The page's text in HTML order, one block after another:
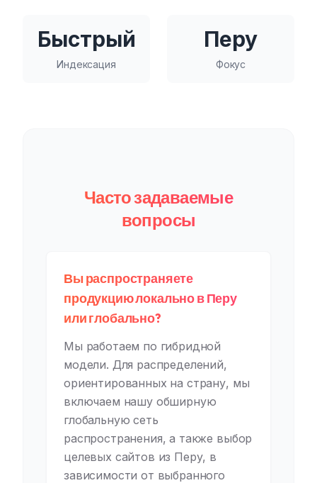
Быстрый
Индексация
Перу
Фокус
Часто задаваемые
вопросы
Вы распространяете
продукцию локально в Перу
или глобально?
Мы работаем по гибридной
модели. Для распределений,
ориентированных на страну, мы
включаем нашу обширную
глобальную сеть
распространения, а также выбор
целевых сайтов из Перу, в
зависимости от выбранного